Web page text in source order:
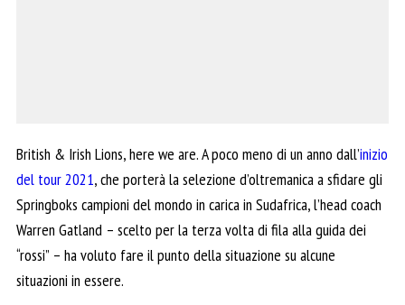
British & Irish Lions, here we are. A poco meno di un anno dall’inizio
del tour 2021, che porterà la selezione d’oltremanica a sfidare gli
Springboks campioni del mondo in carica in Sudafrica, l’head coach
Warren Gatland – scelto per la terza volta di fila alla guida dei
“rossi” – ha voluto fare il punto della situazione su alcune
situazioni in essere.